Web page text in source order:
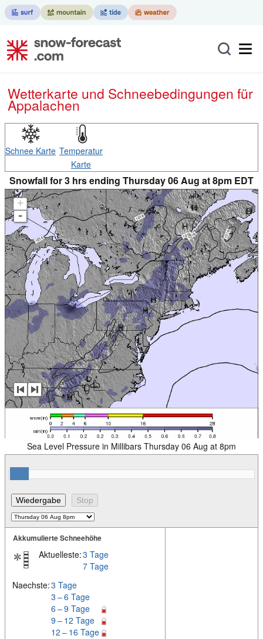
Wetterkarte und Schneebedingungen für
Appalachen
Schnee Karte Temperatur
Karte
Snowfall for 3 hrs ending Thursday 06 Aug at 8pm EDT
+
-
Sea Level Pressure in Millibars Thursday 06 Aug at 8pm
Akkumulierte Schneehöhe
Aktuelleste:3 Tage
7 Tage
Naechste:3 Tage
3 – 6 Tage
6 – 9 Tage
9 – 12 Tage
12 – 16 Tage